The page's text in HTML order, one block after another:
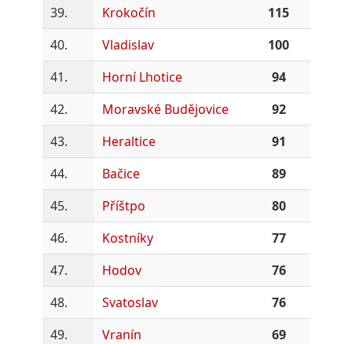
39.
Krokočín
115
40.
Vladislav
100
41.
Horní Lhotice
94
42.
Moravské Budějovice
92
43.
Heraltice
91
44.
Bačice
89
45.
Příštpo
80
46.
Kostníky
77
47.
Hodov
76
48.
Svatoslav
76
49.
Vranín
69